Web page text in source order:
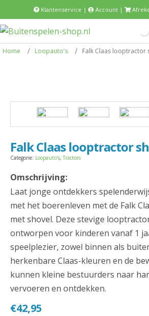
Klantenservice | Account|
Home Loopauto's Falk Claas looptractor
Falk Claas looptractor
Categorie: Loopauto's, Tractors
Omschrijving:
Laat jonge ontdekkers
met het boerenleven met de Falk
met shovel. Deze stevige
ontworpen voor kinderen vanaf 1
speelplezier, zowel binnen als
herkenbare Claas-kleuren en de
kunnen kleine bestuurders naar
vervoeren en ontdekken.
€42,95